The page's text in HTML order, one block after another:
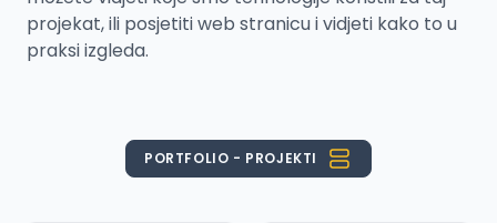
projekat, ili posjetiti web stranicu i vidjeti kako to u
praksi izgleda.
PORTFOLIO - PROJEKTI